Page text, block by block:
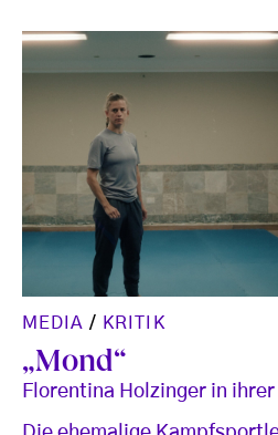
MEDIA / KRITIK
„Mond“
Florentina Holzinger in